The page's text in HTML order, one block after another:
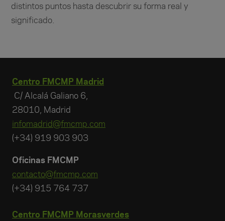
distintos puntos hasta descubrir su forma real y
significado.
Centro FMCMP Madrid
C/ Alcalá Galiano 6,
28010, Madrid
infomadrid@fmcmp.com
(+34) 919 903 903
Oficinas FMCMP
contacto@fmcmp.com
(+34) 915 764 737
Centro FMCMP Morasverdes